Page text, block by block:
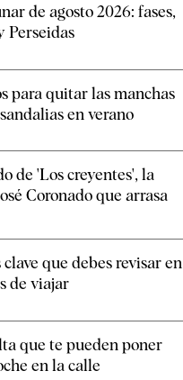
de agosto 2026: fases,
Perseidas
para quitar las manchas
en verano
de 'Los creyentes', la
Coronado que arrasa
clave que debes revisar en
de viajar
que te pueden poner
en la calle